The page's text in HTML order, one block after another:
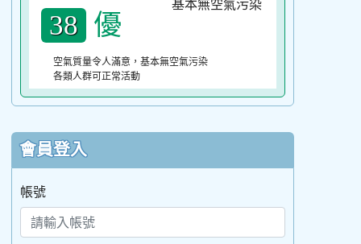
38 優
空氣質量令人滿意，基本無空氣污染
各類人群可正常活動
會員登入
帳號